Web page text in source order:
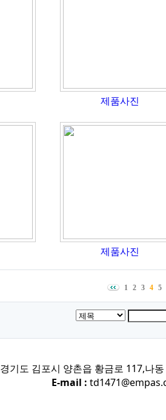
제품사진
제품사진
1 2 3 4 5
경기도 김포시 양촌읍 황금로 117,
E-mail :